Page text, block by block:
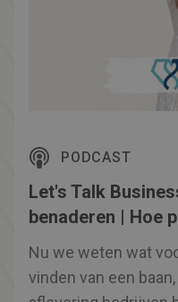
PODCAST
Let's Talk
benaderen | Hoe
Nu we weten wat
vinden van een